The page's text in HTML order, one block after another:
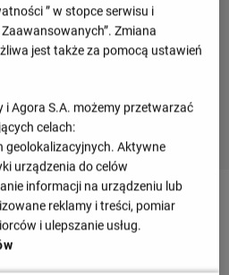
boiska i zastępuje go Stanislav
” w stopce serwisu i
Zmiana
jest także za pomocą ustawień
i Agora S.A. możemy przetwarzać
celach:
geolokalizacyjnych. Aktywne
urządzenia do celów
informacji na urządzeniu lub
reklamy i treści, pomiar
odbiorców i ulepszanie usług.